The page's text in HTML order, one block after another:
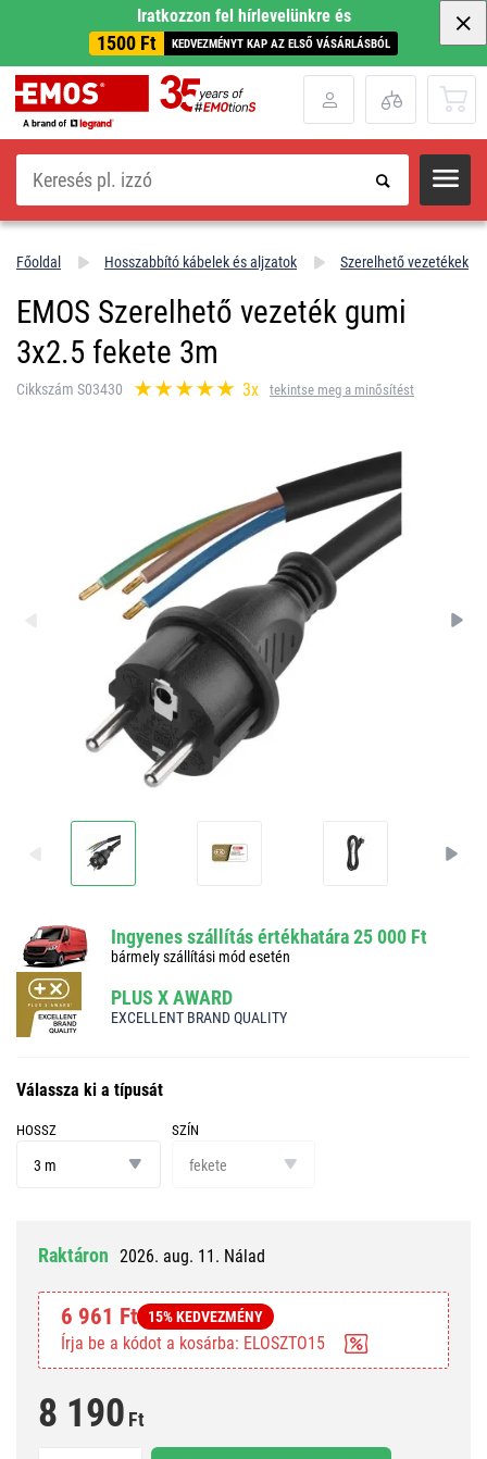
Iratkozzon fel hírlevelünkre és
1500 Ft KEDVEZMÉNYT KAP AZ ELSŐ VÁSÁRLÁSBÓL
Keresés
Főoldal Hosszabbító kábelek és aljzatok Szerelhető vezetékek
EMOS Szerelhető vezeték gumi
3x2.5 fekete 3m
Cikkszám S03430 3x tekintse meg a minősítést
Ingyenes szállítás értékhatára 25 000 Ft
bármely szállítási mód esetén
PLUS X AWARD
EXCELLENT BRAND QUALITY
Válassza ki a típusát
HOSSZ
3 m
SZÍN
fekete
Raktáron 2026. aug. 11. Nálad
6 961 Ft 15% KEDVEZMÉNY
Írja be a kódot a kosárba: ELOSZTO15
8 190 Ft